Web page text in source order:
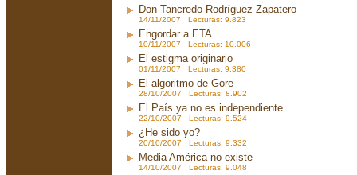
Don Tancredo Rodríguez Zapatero
14/11/2007 Lecturas: 9.823
Engordar a ETA
10/11/2007 Lecturas: 10.006
El estigma originario
01/11/2007 Lecturas: 9.380
El algoritmo de Gore
28/10/2007 Lecturas: 8.902
El País ya no es independiente
22/10/2007 Lecturas: 9.524
¿He sido yo?
20/10/2007 Lecturas: 9.332
Media América no existe
14/10/2007 Lecturas: 9.048